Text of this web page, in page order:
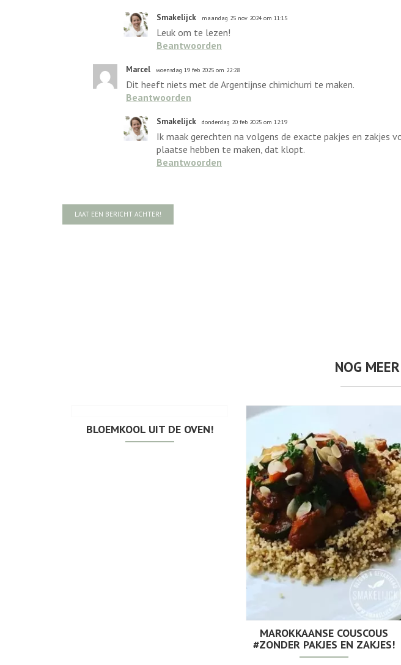
Smakelijck maandag 25 nov 2024 om 11:15
Leuk om te lezen!
Beantwoorden
Marcel woensdag 19 feb 2025 om 22:28
Dit heeft niets met de Argentijnse chimichurri te maken.
Beantwoorden
Smakelijck donderdag 20 feb 2025 om 12:19
Ik maak gerechten na volgens de exacte pakjes en zakjes
plaatse hebben te maken, dat klopt.
Beantwoorden
LAAT EEN BERICHT ACHTER!
NOG
BLOEMKOOL UIT DE OVEN!
MAROKKAANSE COUSCOUS
#ZONDER PAKJES EN ZAKJES!